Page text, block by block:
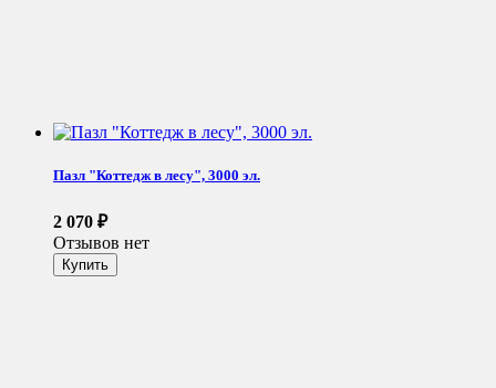
Пазл "Коттедж в лесу", 3000 эл.
2 070 ₽
Отзывов нет